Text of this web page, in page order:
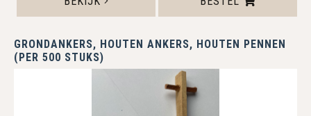
GRONDANKERS, HOUTEN ANKERS, HOUTEN PENNEN
(PER 500 STUKS)